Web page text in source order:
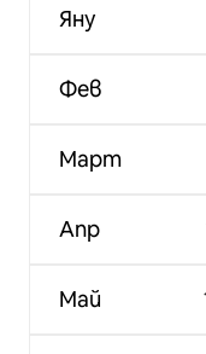
Яну
Фев
Март
Апр
Май